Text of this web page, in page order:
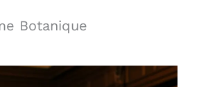
Botanique